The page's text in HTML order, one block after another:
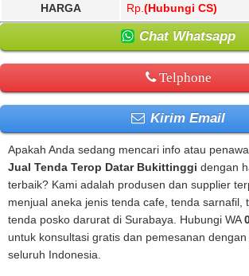
HARGA Rp. (Hubungi CS)
Chat Whatsapp
Telphone
Kirim Email
Apakah Anda sedang mencari info atau
Jual Tenda Terop Datar Bukittinggi dengan
terbaik? Kami adalah produsen dan supplier
menjual aneka jenis tenda cafe, tenda sarnafil,
tenda posko darurat di Surabaya. Hubungi WA
untuk konsultasi gratis dan pemesanan
seluruh Indonesia.